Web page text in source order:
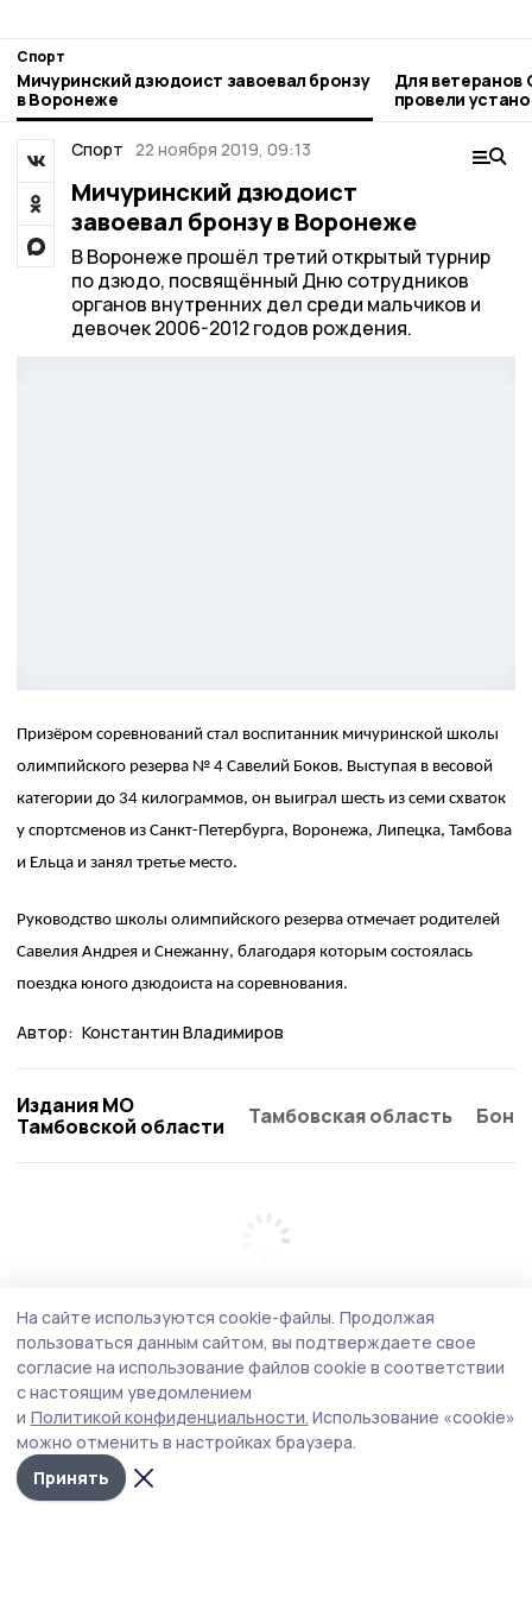
Спорт
Мичуринский дзюдоист завоевал бронзу
в Воронеже
Для ветеранов
провели
следж-хоккею
Спорт 22 ноября 2019, 09:13
Мичуринский дзюдоист
завоевал бронзу в Воронеже
В Воронеже прошёл третий открытый турнир
по дзюдо, посвящённый Дню сотрудников
органов внутренних дел среди мальчиков и
девочек 2006-2012 годов рождения.
Призёром соревнований стал воспитанник мичуринской школы
олимпийского резерва № 4 Савелий Боков. Выступая в весовой
категории до 34 килограммов, он выиграл шесть из семи схваток
у спортсменов из Санкт-Петербурга, Воронежа, Липецка, Тамбова
и Ельца и занял третье место.
Руководство школы олимпийского резерва отмечает родителей
Савелия Андрея и Снежанну, благодаря которым состоялась
поездка юного дзюдоиста на соревнования.
Автор: Константин Владимиров
Издания МО
Тамбовской области
Тамбовская область
На сайте используются cookie-файлы. Продолжая
пользоваться данным сайтом, вы подтверждаете свое
согласие на использование файлов cookie в соответствии
с настоящим уведомлением
и Политикой конфиденциальности. Использование «cookie»
можно отменить в настройках браузера.
Принять